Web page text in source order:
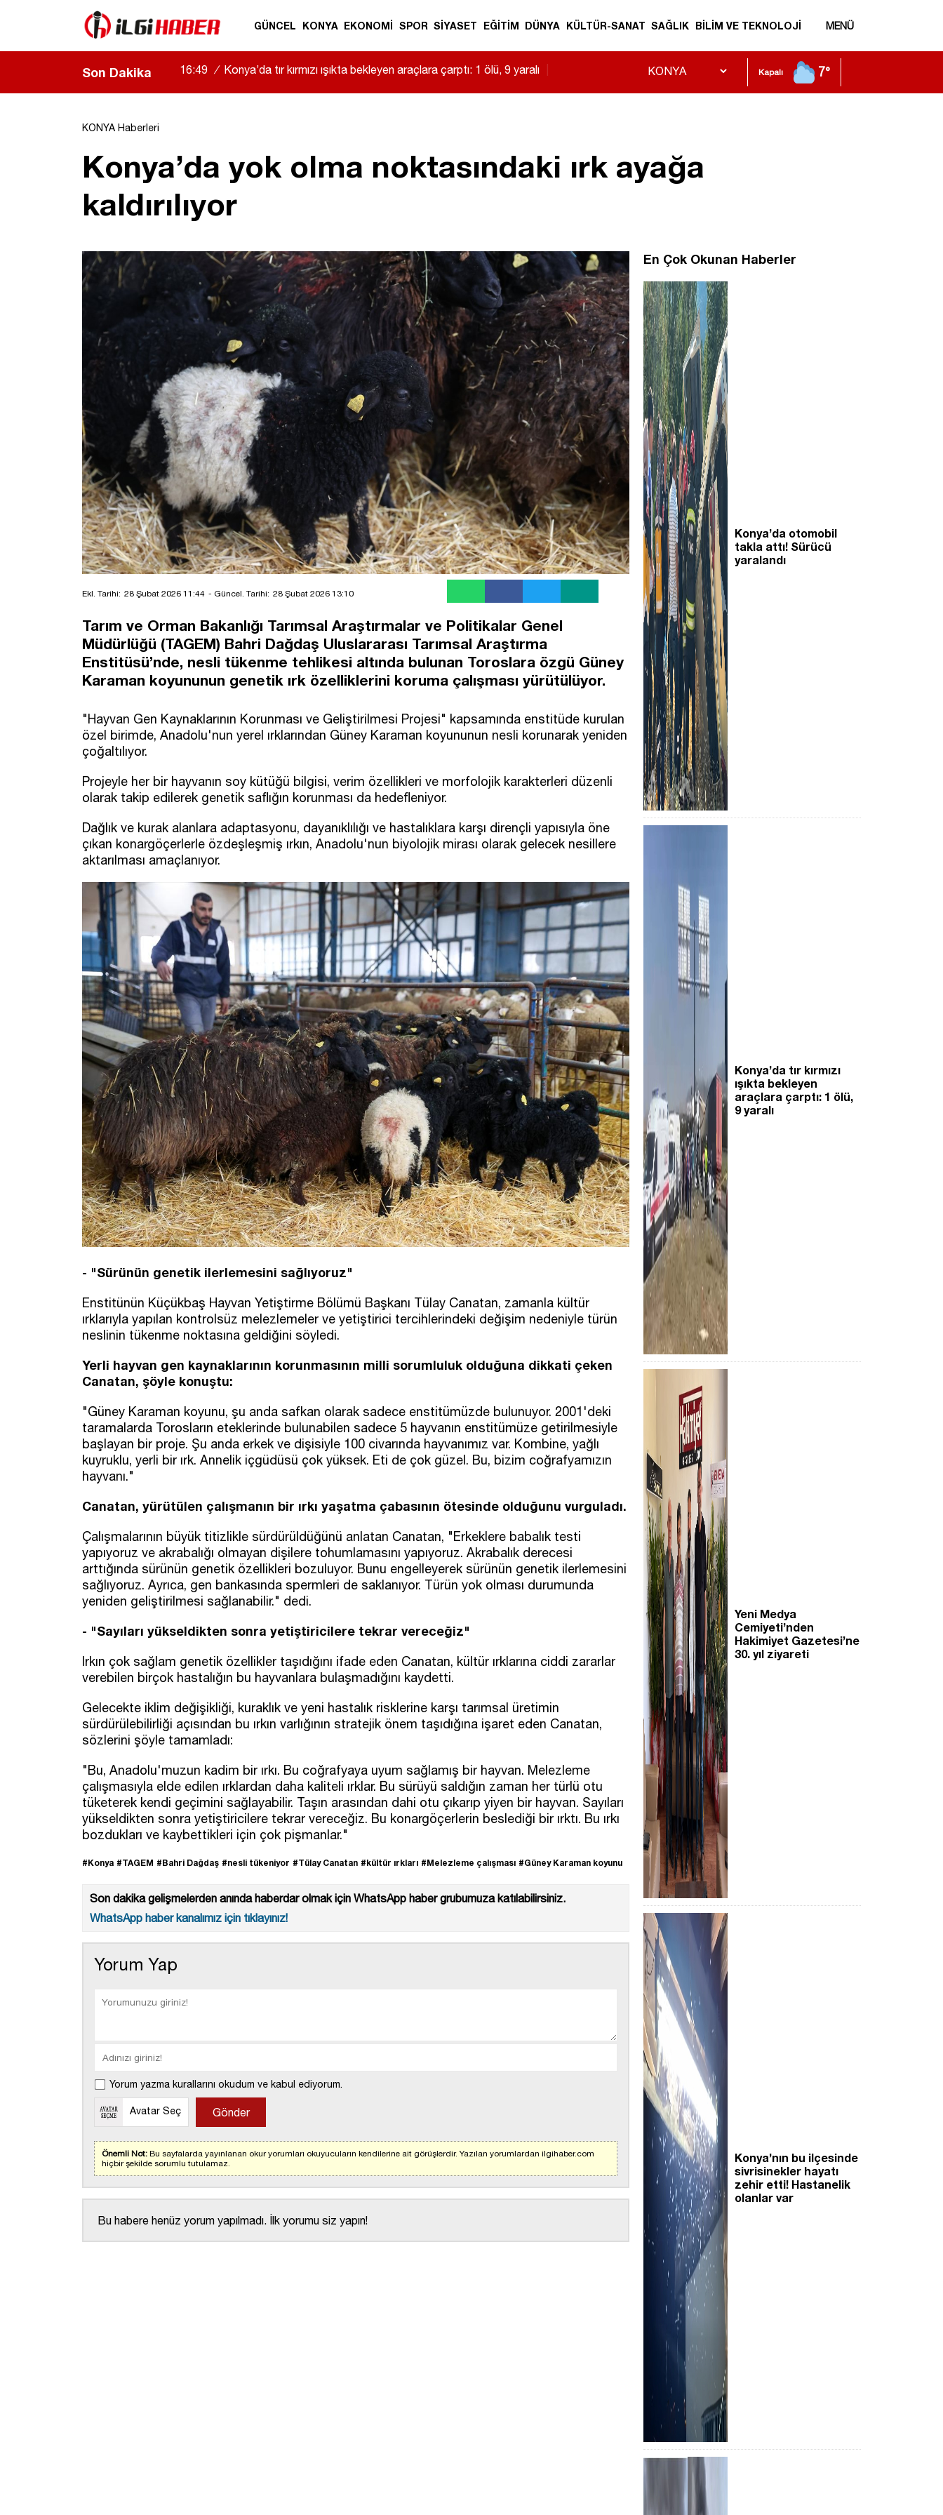
GÜNCEL KONYA EKONOMİ SPOR SİYASET EĞİTİM DÜNYA KÜLTÜR-SANAT SAĞLIK BİLİM VE TEKNOLOJİ MENÜ
Son Dakika 16:49 / Konya’da tır kırmızı ışıkta bekleyen araçlara çarptı: 1 ölü, 9 yaralı Kapalı 7°
KONYA Haberleri
Konya’da yok olma noktasındaki ırk ayağa
kaldırılıyor
Ekl. Tarihi: 28 Şubat 2026 11:44 - Güncel. Tarihi: 28 Şubat 2026 13:10
Tarım ve Orman Bakanlığı Tarımsal Araştırmalar ve Politikalar Genel
Müdürlüğü (TAGEM) Bahri Dağdaş Uluslararası Tarımsal Araştırma
Enstitüsü’nde, nesli tükenme tehlikesi altında bulunan Toroslara özgü Güney
Karaman koyununun genetik ırk özelliklerini koruma çalışması yürütülüyor.
"Hayvan Gen Kaynaklarının Korunması ve Geliştirilmesi Projesi" kapsamında enstitüde kurulan
özel birimde, Anadolu'nun yerel ırklarından Güney Karaman koyununun nesli korunarak yeniden
çoğaltılıyor.
Projeyle her bir hayvanın soy kütüğü bilgisi, verim özellikleri ve morfolojik karakterleri düzenli
olarak takip edilerek genetik saflığın korunması da hedefleniyor.
Dağlık ve kurak alanlara adaptasyonu, dayanıklılığı ve hastalıklara karşı dirençli yapısıyla öne
çıkan konargöçerlerle özdeşleşmiş ırkın, Anadolu'nun biyolojik mirası olarak gelecek nesillere
aktarılması amaçlanıyor.
- "Sürünün genetik ilerlemesini sağlıyoruz"
Enstitünün Küçükbaş Hayvan Yetiştirme Bölümü Başkanı Tülay Canatan, zamanla kültür
ırklarıyla yapılan kontrolsüz melezlemeler ve yetiştirici tercihlerindeki değişim nedeniyle türün
neslinin tükenme noktasına geldiğini söyledi.
Yerli hayvan gen kaynaklarının korunmasının milli sorumluluk olduğuna dikkati çeken
Canatan, şöyle konuştu:
"Güney Karaman koyunu, şu anda safkan olarak sadece enstitümüzde bulunuyor. 2001'deki
taramalarda Torosların eteklerinde bulunabilen sadece 5 hayvanın enstitümüze getirilmesiyle
başlayan bir proje. Şu anda erkek ve dişisiyle 100 civarında hayvanımız var. Kombine, yağlı
kuyruklu, yerli bir ırk. Annelik içgüdüsü çok yüksek. Eti de çok güzel. Bu, bizim coğrafyamızın
hayvanı."
Canatan, yürütülen çalışmanın bir ırkı yaşatma çabasının ötesinde olduğunu vurguladı.
Çalışmalarının büyük titizlikle sürdürüldüğünü anlatan Canatan, "Erkeklere babalık testi
yapıyoruz ve akrabalığı olmayan dişilere tohumlamasını yapıyoruz. Akrabalık derecesi
arttığında sürünün genetik özellikleri bozuluyor. Bunu engelleyerek sürünün genetik ilerlemesini
sağlıyoruz. Ayrıca, gen bankasında spermleri de saklanıyor. Türün yok olması durumunda
yeniden geliştirilmesi sağlanabilir." dedi.
- "Sayıları yükseldikten sonra yetiştiricilere tekrar vereceğiz"
Irkın çok sağlam genetik özellikler taşıdığını ifade eden Canatan, kültür ırklarına ciddi zararlar
verebilen birçok hastalığın bu hayvanlara bulaşmadığını kaydetti.
Gelecekte iklim değişikliği, kuraklık ve yeni hastalık risklerine karşı tarımsal üretimin
sürdürülebilirliği açısından bu ırkın varlığının stratejik önem taşıdığına işaret eden Canatan,
sözlerini şöyle tamamladı:
"Bu, Anadolu'muzun kadim bir ırkı. Bu coğrafyaya uyum sağlamış bir hayvan. Melezleme
çalışmasıyla elde edilen ırklardan daha kaliteli ırklar. Bu sürüyü saldığın zaman her türlü otu
tüketerek kendi geçimini sağlayabilir. Taşın arasından dahi otu çıkarıp yiyen bir hayvan. Sayıları
yükseldikten sonra yetiştiricilere tekrar vereceğiz. Bu konargöçerlerin beslediği bir ırktı. Bu ırkı
bozdukları ve kaybettikleri için çok pişmanlar."
#Konya #TAGEM #Bahri Dağdaş #nesli tükeniyor #Tülay Canatan #kültür ırkları #Melezleme çalışması #Güney Karaman koyunu
Son dakika gelişmelerden anında haberdar olmak için WhatsApp haber grubumuza katılabilirsiniz.
WhatsApp haber kanalımız için tıklayınız!
Yorum Yap
Yorum yazma kurallarını okudum ve kabul ediyorum.
Avatar Seç
Önemli Not: Bu sayfalarda yayınlanan okur yorumları okuyucuların kendilerine ait görüşlerdir. Yazılan yorumlardan ilgihaber.com
hiçbir şekilde sorumlu tutulamaz.
Bu habere henüz yorum yapılmadı. İlk yorumu siz yapın!
En Çok Okunan Haberler
Konya’da otomobil
takla attı! Sürücü
yaralandı
Konya’da tır kırmızı
ışıkta bekleyen
araçlara çarptı: 1 ölü,
9 yaralı
Yeni Medya
Cemiyeti’nden
Hakimiyet Gazetesi’ne
30. yıl ziyareti
Konya’nın bu ilçesinde
sivrisinekler hayatı
zehir etti! Hastanelik
olanlar var